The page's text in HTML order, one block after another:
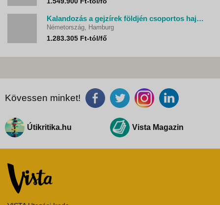
Kalandozás a gejzírek földjén csoportos hajóút
Németország, Hamburg
1.283.305 Ft-tól/fő
Kövessen minket!
Útikritika.hu Vista Magazin